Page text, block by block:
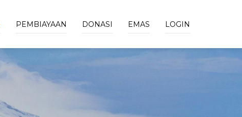
PEMBIAYAAN DONASI EMAS LOGIN